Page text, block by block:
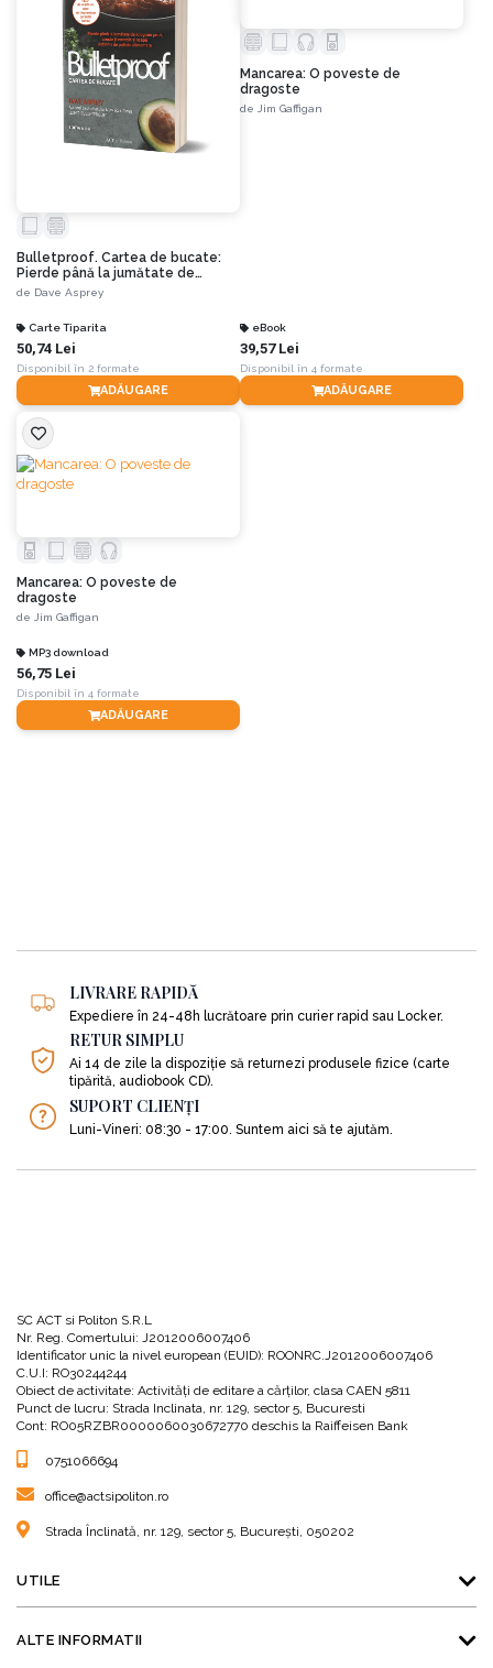
Bulletproof. Cartea de bucate:
Pierde până la jumătate de
kilogram pe zi, crește-ți energia și
de Dave Asprey
Carte Tiparita
50,74 Lei
Disponibil în 2 formate
ADĂUGARE
Mancarea: O poveste de
dragoste
de Jim Gaffigan
eBook
39,57 Lei
Disponibil în 4 formate
ADĂUGARE
Mancarea: O poveste de
dragoste
de Jim Gaffigan
MP3 download
56,75 Lei
Disponibil în 4 formate
ADĂUGARE
LIVRARE RAPIDĂ
Expediere în 24-48h lucrătoare prin curier rapid sau Locker.
RETUR SIMPLU
Ai 14 de zile la dispoziție să returnezi produsele fizice (carte
tipărită, audiobook CD).
SUPORT CLIENȚI
Luni-Vineri: 08:30 - 17:00. Suntem aici să te ajutăm.
SC ACT si Politon S.R.L
Nr. Reg. Comertului: J2012006007406
Identificator unic la nivel european (EUID): ROONRC.J2012006007406
C.U.I: RO30244244
Obiect de activitate: Activităţi de editare a cărţilor, clasa CAEN 5811
Punct de lucru: Strada Inclinata, nr. 129, sector 5, Bucuresti
Cont: RO05RZBR0000060030672770 deschis la Raiffeisen Bank
0751066694
office@actsipoliton.ro
Strada Înclinată, nr. 129, sector 5, București, 050202
UTILE
ALTE INFORMATII